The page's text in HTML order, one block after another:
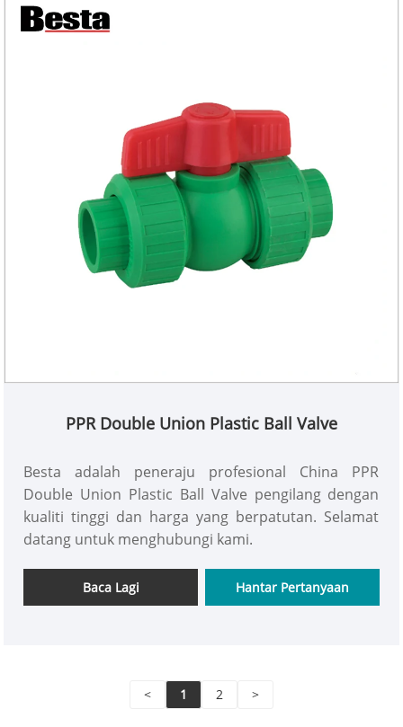
PPR Double Union Plastic Ball Valve
Besta adalah peneraju profesional China PPR
Double Union Plastic Ball Valve pengilang dengan
kualiti tinggi dan harga yang berpatutan. Selamat
datang untuk menghubungi kami.
Baca Lagi Hantar Pertanyaan
< 1 2 >